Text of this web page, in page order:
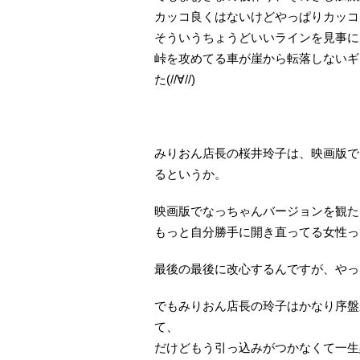
カッコ良くはないけどやっぱりカッ
そういうちょうどいいラインを見事
峠を攻めてる車が崖から転落しない
た(//∀//)
みりおん店長の桜井玲子は、映画版
るというか。
映画版でなっちゃんバージョンを観
もっと自分勝手に開き直ってる女性
最後の最後に改心するんですが、や
でもみりおん店長の玲子はかなり序
て、
だけどもう引っ込みがつかなくて一